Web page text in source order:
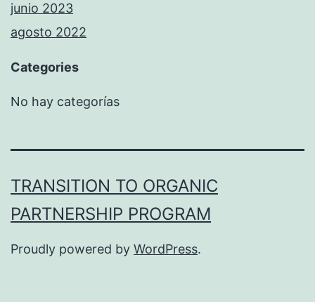
junio 2023
agosto 2022
Categories
No hay categorías
TRANSITION TO ORGANIC
PARTNERSHIP PROGRAM
Proudly powered by WordPress.